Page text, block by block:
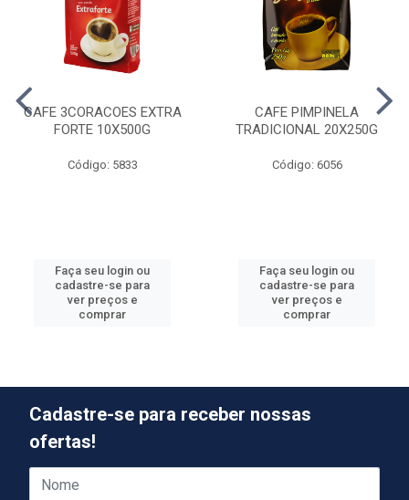
CAFE 3CORACOES EXTRA
FORTE 10X500G
Código: 5833
Faça seu login ou
cadastre-se para
ver preços e
comprar
CAFE PIMPINELA
TRADICIONAL 20X250G
Código: 6056
Faça seu login ou
cadastre-se para
ver preços e
comprar
Cadastre-se para receber nossas
ofertas!